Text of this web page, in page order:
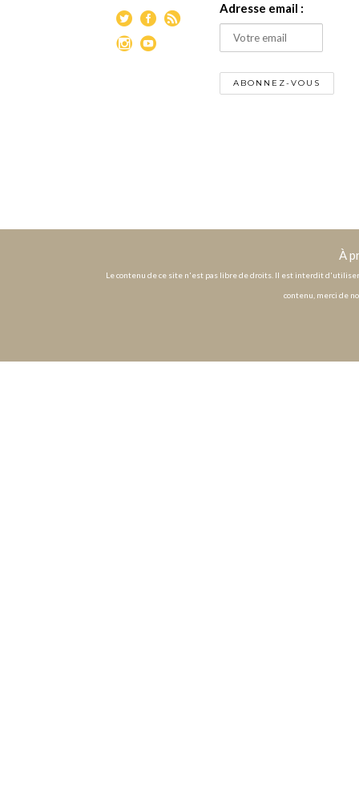
Adresse email :
À
Le contenu de ce site n'est pas libre de droits. Il est interdit
contenu, merci de